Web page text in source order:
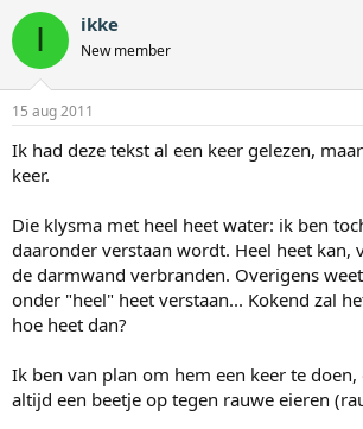
I ikke
New member
15 aug 2011
Ik had deze tekst al een keer gelezen,
keer.
Die klysma met heel heet water: ik ben
daaronder verstaan wordt. Heel heet kan,
de darmwand verbranden. Overigens
onder "heel" heet verstaan... Kokend zal
hoe heet dan?
Ik ben van plan om hem een keer te
altijd een beetje op tegen rauwe eieren